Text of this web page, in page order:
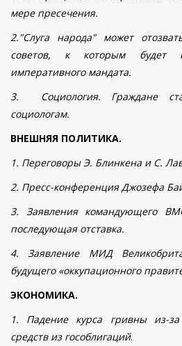
мере пресечения.
2."Слуга народа" может
советов, к которым будет
императивного мандата.
3. Социология. Граждане
социологам.
ВНЕШНЯЯ ПОЛИТИКА.
1. Переговоры Э. Блинкена и С.
2. Пресс-конференция Джозефа
3. Заявления командующего
последующая отставка.
4. Заявление МИД
будущего «оккупационного
ЭКОНОМИКА.
1. Падение курса гривны из-
средств из гособлигаций.